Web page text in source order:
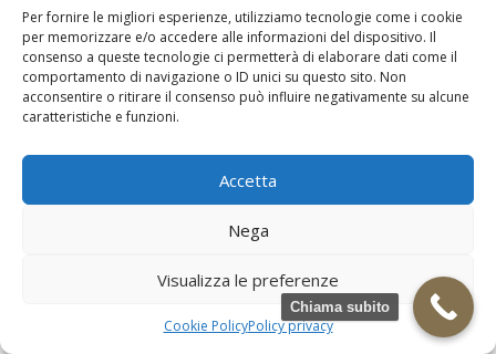
Per fornire le migliori esperienze, utilizziamo tecnologie come i cookie
per memorizzare e/o accedere alle informazioni del dispositivo. Il
consenso a queste tecnologie ci permetterà di elaborare dati come il
comportamento di navigazione o ID unici su questo sito. Non
acconsentire o ritirare il consenso può influire negativamente su alcune
caratteristiche e funzioni.
Accetta
Nega
Visualizza le preferenze
Cookie PolicyPolicy privacy
Realizzazione grafica e Copyright © zeropensieri local web -
Casale Monferrato info@zeropensieri-cloud
Chiama subito